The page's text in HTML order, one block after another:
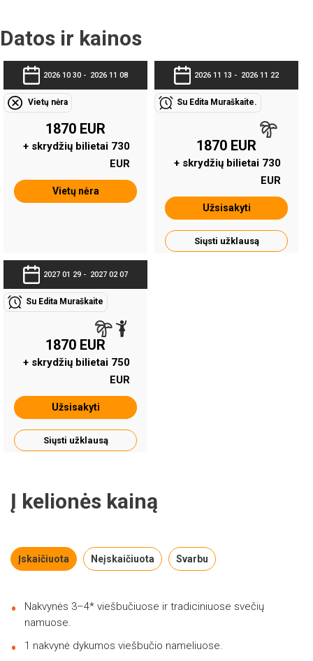
Datos ir kainos
2026 10 30 - 2026 11 08
Vietų nėra
1870 EUR
+ skrydžių bilietai 730
EUR
Vietų nėra
2026 11 13 - 2026 11 22
Su Edita Muraškaite.
1870 EUR
+ skrydžių bilietai 730
EUR
Užsisakyti
Siųsti užklausą
2027 01 29 - 2027 02 07
Su Edita Muraškaite
1870 EUR
+ skrydžių bilietai 750
EUR
Užsisakyti
Siųsti užklausą
Į kelionės kainą
Įskaičiuota Neįskaičiuota Svarbu
Nakvynės 3–4* viešbučiuose ir tradiciniuose svečių
namuose.
1 nakvynė dykumos viešbučio nameliuose.